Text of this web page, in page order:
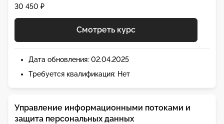
30 450 ₽
Смотреть курс
Дата обновления: 02.04.2025
Требуется квалификация: Нет
Управление информационными потоками и
защита персональных данных